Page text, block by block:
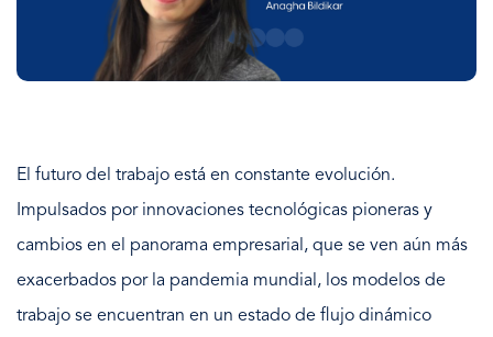
El futuro del trabajo está en constante evolución.
Impulsados ​​por innovaciones tecnológicas pioneras y
cambios en el panorama empresarial, que se ven aún más
exacerbados por la pandemia mundial, los modelos de
trabajo se encuentran en un estado de flujo dinámico